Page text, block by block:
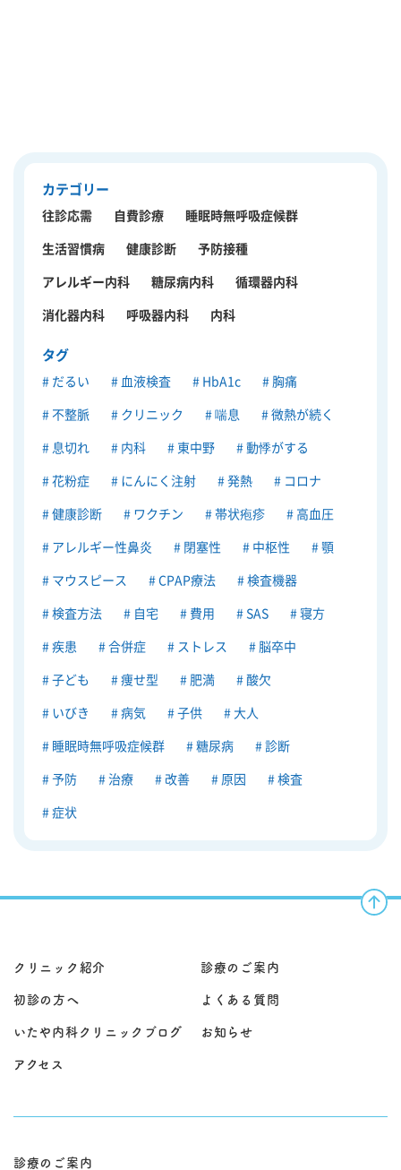
カテゴリー
往診応需 自費診療 睡眠時無呼吸症候群
生活習慣病 健康診断 予防接種
アレルギー内科 糖尿病内科 循環器内科
消化器内科 呼吸器内科 内科
タグ
だるい 血液検査 HbA1c 胸痛
不整脈 クリニック 喘息 微熱が続く
息切れ 内科 東中野 動悸がする
花粉症 にんにく注射 発熱 コロナ
健康診断 ワクチン 帯状疱疹 高血圧
アレルギー性鼻炎 閉塞性 中枢性 顎
マウスピース CPAP療法 検査機器
検査方法 自宅 費用 SAS 寝方
疾患 合併症 ストレス 脳卒中
子ども 痩せ型 肥満 酸欠
いびき 病気 子供 大人
睡眠時無呼吸症候群 糖尿病 診断
予防 治療 改善 原因 検査
症状
クリニック紹介 診療のご案内
初診の方へ よくある質問
いたや内科クリニックブログ お知らせ
アクセス
診療のご案内